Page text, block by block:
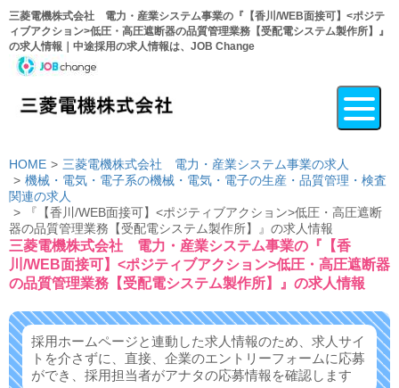
三菱電機株式会社 電力・産業システム事業の『【香川/WEB面接可】<ポジテ
ィブアクション>低圧・高圧遮断器の品質管理業務【受配電システム製作所】』
の求人情報｜中途採用の求人情報は、JOB Change
HOME
三菱電機株式会社 電力・産業システム事業の求人
機械・電気・電子系の機械・電気・電子の生産・品質管理・検査
関連の求人
『【香川/WEB面接可】<ポジティブアクション>低圧・高圧遮断
器の品質管理業務【受配電システム製作所】』の求人情報
三菱電機株式会社 電力・産業システム事業の『【香
川/WEB面接可】<ポジティブアクション>低圧・高圧遮断器
の品質管理業務【受配電システム製作所】』の求人情報
採用ホームページと連動した求人情報のため、求人サイ
トを介さずに、 直接、企業のエントリーフォームに応募
ができ、 採用担当者がアナタの応募情報を確認します